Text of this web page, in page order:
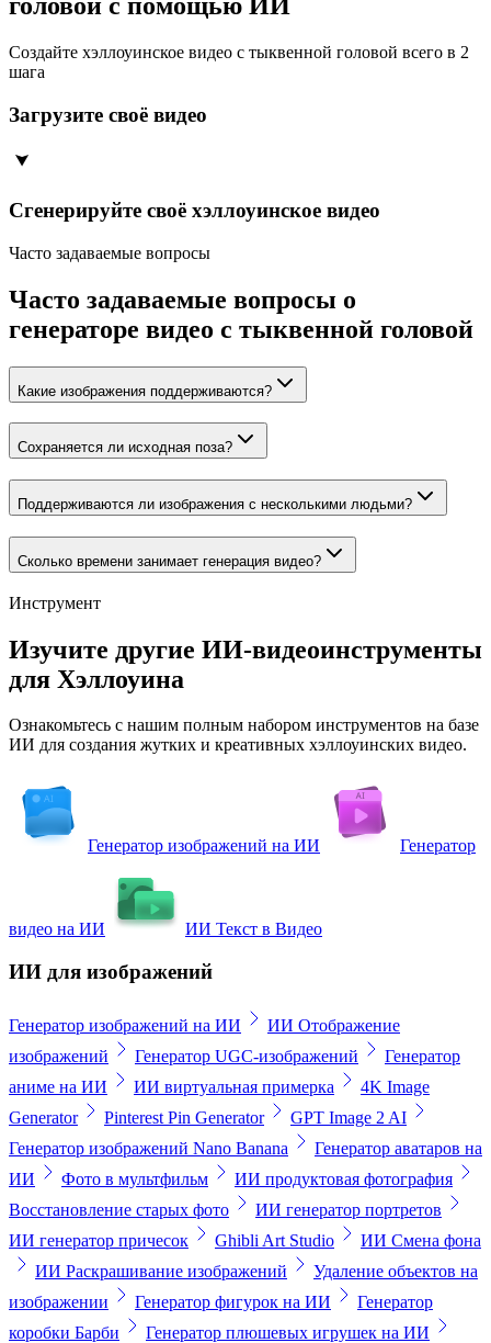
Создайте хэллоуинское видео с тыквенной головой всего в 2
шага
Загрузите своё видео
Сгенерируйте своё хэллоуинское видео
Часто задаваемые вопросы
Часто задаваемые вопросы о
генераторе видео с тыквенной головой
Какие изображения поддерживаются?
Сохраняется ли исходная поза?
Поддерживаются ли изображения с несколькими людьми?
Сколько времени занимает генерация видео?
Инструмент
Изучите другие ИИ-видеоинструменты
для Хэллоуина
Ознакомьтесь с нашим полным набором инструментов на базе
ИИ для создания жутких и креативных хэллоуинских видео.
Генератор изображений на ИИ Генератор
видео на ИИ ИИ Текст в Видео
ИИ для изображений
Генератор изображений на ИИ
ИИ Отображение
изображений
Генератор UGC-изображений
Генератор
аниме на ИИ
ИИ виртуальная примерка
4K Image
Generator
Pinterest Pin Generator
GPT Image 2 AI
Генератор изображений Nano Banana
Генератор аватаров на
ИИ
Фото в мультфильм
ИИ продуктовая фотография
Восстановление старых фото
ИИ генератор портретов
ИИ генератор причесок
Ghibli Art Studio
ИИ Смена фона
ИИ Раскрашивание изображений
Удаление объектов на
изображении
Генератор фигурок на ИИ
Генератор
коробки Барби
Генератор плюшевых игрушек на ИИ